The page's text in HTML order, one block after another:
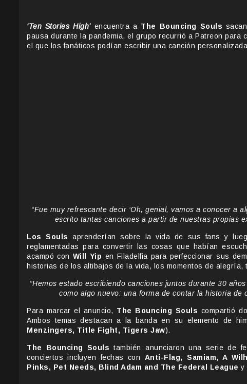
‘Ten Stories High’encuentra a The Bouncing Souls
pausa durante la pandemia, el grupo recurrió a Patreon para
el que los fanáticos podían escribir una canción
“Fue muy refrescante decir ‘Oh, genial, vamos a conocer a
escrito tantas canciones a partir de nuestras propias
Los Souls
aprenderían sobre la vida de sus fans y
reglamentadas para convertir las cosas que habían
acampó con Will Yip en Filadelfia para perfeccionar sus
historias de los altibajos de la vida, los momentos de
“Hemos estado escribiendo canciones juntos durante 30
como algo nuevo: una forma de contar la historia de
Para marcar el anuncio, The Bouncing Souls compartió
Ambos temas destacan a la banda en su elemento de
Menzingers, Title Fight, Tigers Jaw).
The Bouncing Souls también anunciaron una serie de
conciertos incluyen fechas con Anti-Flag, Samiam, A
Pinks, Pet Needs, Blind Adam and The Federal Leaguey